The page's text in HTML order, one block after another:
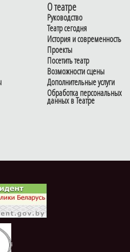
О театре
Руководство
Театр сегодня
История и современность
Проекты
Посетить театр
Возможности сцены
Дополнительные услуги
Обработка персональных
данных в Театре
i